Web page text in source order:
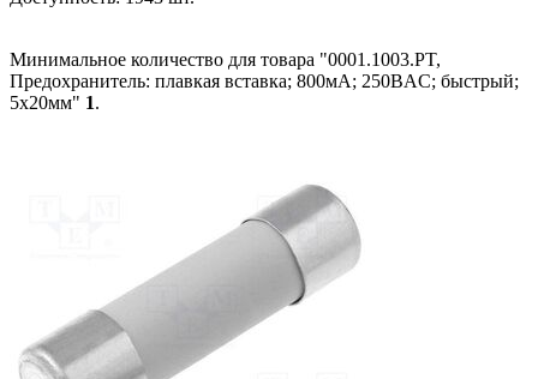
Минимальное количество для товара "0001.1003.PT,
Предохранитель: плавкая вставка; 800мА; 250ВAC; быстрый;
5x20мм" 1.